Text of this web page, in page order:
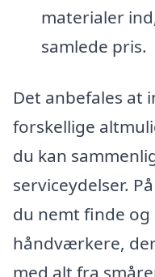
materialer
samlede pris.
Det anbefales at
forskellige
du kan
serviceydelser.
du nemt finde
håndværkere,
med alt fra